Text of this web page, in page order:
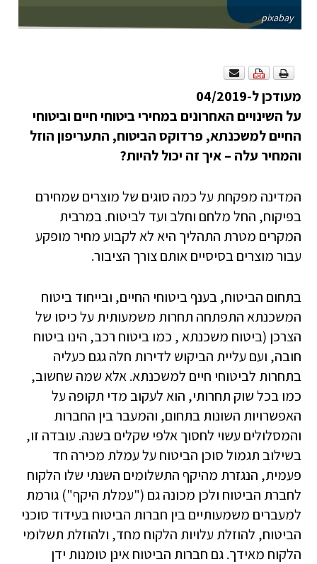
pixabay
מעודכן ל-04/2019
על השינויים האחרונים במחירי ביטוחי חיים וביטוחי
החיים למשכנתא, פרדוקס הביטוח, התעריפון הוזל
והמחיר עלה – איך זה יכול להיות?
המדינה מפקחת על כמה סוגים של מוצרים שמחירם
בפיקוח, החל מלחם וחלב ועד לביטוח. במרבית
המקרים מטרת התהליך היא לא לקבוע מחיר מופקע
עבור מוצרים בסיסיים אותם צורך הציבור.
בתחום הביטוח, בענף ביטוחי החיים, ובייחוד ביטוח
המשכנתא התפתחה תחרות משמעותית על כיסו של
הצרכן (ביטוח משכנתא , כמו ביטוח רכב, הינו ביטוח
חובה, ועם עליית הביקוש לדירות חלה גגם כעליה
בתחרות לביטוחי חיים למשכנתא. אלא שמה שחשוב,
כמו בכל שוק תחרותי, הוא לעקוב מדי תקופה על
האפשרויות השונות בתחום, והמעבר בין החברות
והמסלולים עשוי לחסוך אלפי שקלים בשנה. עובדה זו,
בשילוב תגמול סוכן הביטוח על עמלת מכירה חד
פעמית, הנגזרת מהיקף התשלומים השנתי שלו הלקוח
לחברת הביטוח ולכן מכונה גם ("עמלת היקף") גורמת
למעברים משמעותיים בין חברות הביטוח בעידוד סוכני
הביטוח, להוזלת עלויות הלקוח מחד, ולהוזלת תשלומי
הלקוח מאידך. גם חברות הביטוח אינן טומנות ידן